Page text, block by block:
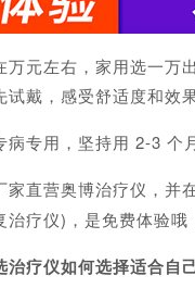
左右，家用选一万
戴，感受舒适度和效
用，坚持用 2-3 个
营奥博治疗仪，并
疗仪)，是免费体验哦
治疗仪如何选择适合自